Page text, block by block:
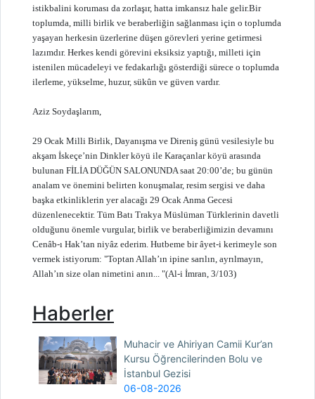
istikbalini koruması da zorlaşır, hatta imkansız hale gelir.Bir
toplumda, milli birlik ve beraberliğin sağlanması için o toplumda
yaşayan herkesin üzerlerine düşen görevleri yerine getirmesi
lazımdır. Herkes kendi görevini eksiksiz yaptığı, milleti için
istenilen mücadeleyi ve fedakarlığı gösterdiği sürece o toplumda
ilerleme, yükselme, huzur, sükûn ve güven vardır.
Aziz Soydaşlarım,
29 Ocak Milli Birlik, Dayanışma ve Direniş günü vesilesiyle bu
akşam İskeçe’nin Dinkler köyü ile Karaçanlar köyü arasında
bulunan FİLİA DÜĞÜN SALONUNDA saat 20:00’de; bu günün
analam ve önemini belirten konuşmalar, resim sergisi ve daha
başka etkinliklerin yer alacağı 29 Ocak Anma Gecesi
düzenlenecektir. Tüm Batı Trakya Müslüman Türklerinin davetli
olduğunu önemle vurgular, birlik ve beraberliğimizin devamını
Cenâb-ı Hak’tan niyâz ederim. Hutbeme bir âyet-i kerimeyle son
vermek istiyorum: "Toptan Allah’ın ipine sarılın, ayrılmayın,
Allah’ın size olan nimetini anın... "(Al-i İmran, 3/103)
Haberler
Muhacir ve Ahiriyan Camii Kur’an
Kursu Öğrencilerinden Bolu ve
İstanbul Gezisi
06-08-2026